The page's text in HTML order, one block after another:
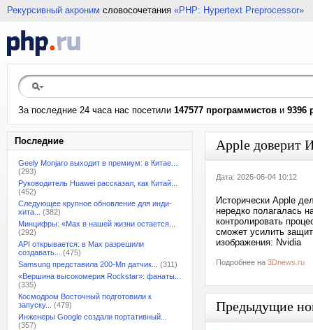
Рекурсивный акроним словосочетания «PHP: Hypertext Preprocessor»
За последние 24 часа нас посетили 147577 программистов и 9396
Последние
Geely Monjaro выходит в премиум: в Китае...
(293)
Руководитель Huawei рассказал, как Китай...
(452)
Следующее крупное обновление для инди-
хита...
(382)
Минцифры: «Max в нашей жизни остается...
(292)
API открывается: в Max разрешили
создавать...
(475)
Samsung представила 200-Мп датчик...
(311)
«Вершина высокомерия Rockstar»: фанаты...
(335)
Космодром Восточный подготовили к
запуску...
(479)
Инженеры Google создали портативный...
(357)
Apple доверит
Дата: 2026-06-04 10:12
Исторически Apple
нередко полагалась
контролировать
сможет усилить
изображения: Nvidia
Подробнее на 3Dnews.ru
Предыдущие